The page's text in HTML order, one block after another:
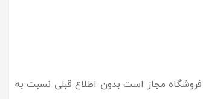
مجاز است بدون اطلاع قبلی نسبت به